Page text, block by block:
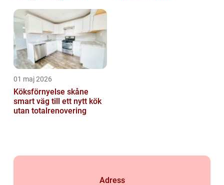
01 maj 2026
Köksförnyelse skåne
smart väg till ett nytt kök
utan totalrenovering
Adress